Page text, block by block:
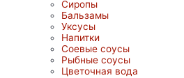
Сиропы
Бальзамы
Уксусы
Напитки
Соевые соусы
Рыбные соусы
Цветочная вода